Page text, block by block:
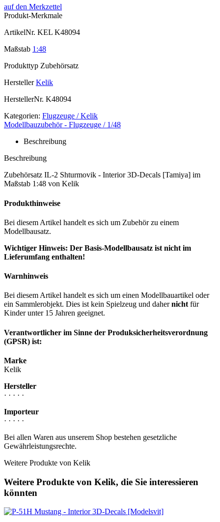
auf den Merkzettel
Produkt-Merkmale
ArtikelNr. KEL K48094
Maßstab 1:48
Produkttyp Zubehörsatz
Hersteller Kelik
HerstellerNr. K48094
Kategorien: Flugzeuge / Kelik
Modellbauzubehör - Flugzeuge / 1/48
Beschreibung
Beschreibung
Zubehörsatz IL-2 Shturmovik - Interior 3D-Decals [Tamiya] im
Maßstab 1:48 von Kelik
Produkthinweise
Bei diesem Artikel handelt es sich um Zubehör zu einem
Modellbausatz.
Wichtiger Hinweis: Der Basis-Modellbausatz ist nicht im
Lieferumfang enthalten!
Warnhinweis
Bei diesem Artikel handelt es sich um einen Modellbauartikel oder
ein Sammlerobjekt. Dies ist kein Spielzeug und dahernicht für
Kinder unter 15 Jahren geeignet.
Verantwortlicher im Sinne der Produksicherheitsverordnung
(GPSR) ist:
Marke
Kelik
Hersteller
· · · · ·
Importeur
· · · · ·
Bei allen Waren aus unserem Shop bestehen gesetzliche
Gewährleistungsrechte.
Weitere Produkte von Kelik
Weitere Produkte von Kelik, die Sie interessieren
könnten